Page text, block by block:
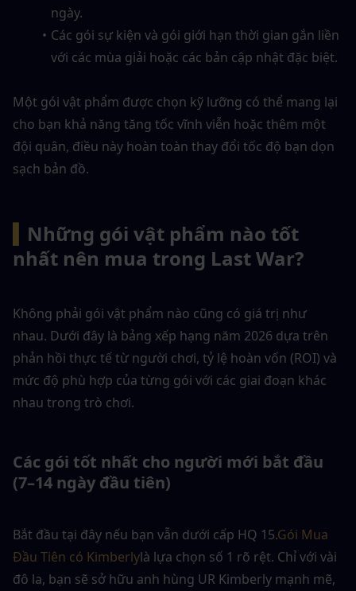
ngày.
Các gói sự kiện và gói giới hạn thời gian gắn liền
với các mùa giải hoặc các bản cập nhật đặc biệt.
Một gói vật phẩm được chọn kỹ lưỡng có thể mang lại
cho bạn khả năng tăng tốc vĩnh viễn hoặc thêm một
đội quân, điều này hoàn toàn thay đổi tốc độ bạn dọn
sạch bản đồ.
Những gói vật phẩm nào tốt
nhất nên mua trong Last War?
Không phải gói vật phẩm nào cũng có giá trị như
nhau. Dưới đây là bảng xếp hạng năm 2026 dựa trên
phản hồi thực tế từ người chơi, tỷ lệ hoàn vốn (ROI) và
mức độ phù hợp của từng gói với các giai đoạn khác
nhau trong trò chơi.
Các gói tốt nhất cho người mới bắt đầu
(7–14 ngày đầu tiên)
Bắt đầu tại đây nếu bạn vẫn dưới cấp HQ 15.Gói Mua
Đầu Tiên có Kimberlylà lựa chọn số 1 rõ rệt. Chỉ với vài
đô la, bạn sẽ sở hữu anh hùng UR Kimberly mạnh mẽ,